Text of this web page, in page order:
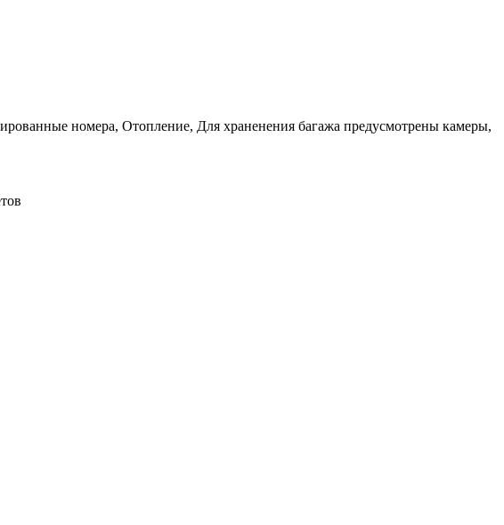
номера, Отопление, Для храненения багажа предусмотрены камеры,